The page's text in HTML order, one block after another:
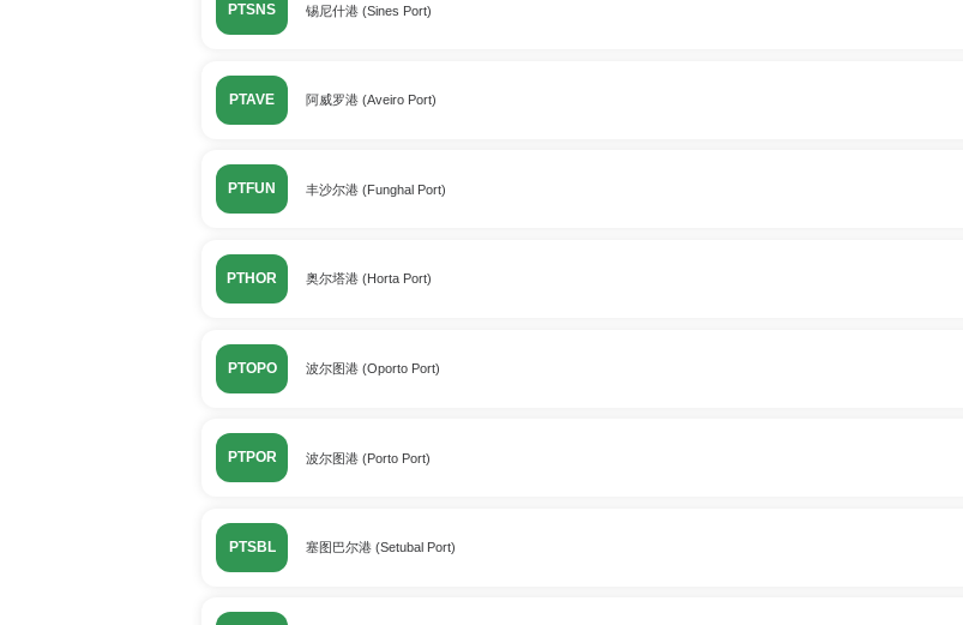
PTSNS 锡尼什港 (Sines Port)
PTAVE 阿威罗港 (Aveiro Port)
PTFUN 丰沙尔港 (Funghal Port)
PTHOR 奥尔塔港 (Horta Port)
PTOPO 波尔图港 (Oporto Port)
PTPOR 波尔图港 (Porto Port)
PTSBL 塞图巴尔港 (Setubal Port)